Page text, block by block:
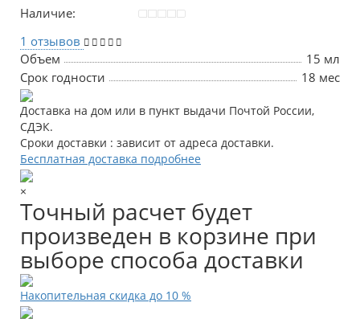
Наличие:
1 отзывов
Объем
15 мл
Срок годности
18 мес
Доставка на дом или в пункт выдачи Почтой России,
СДЭК.
Сроки доставки : зависит от адреса доставки.
Бесплатная доставка подробнее
×
Точный расчет будет
произведен в корзине при
выборе способа доставки
Накопительная скидка до 10 %